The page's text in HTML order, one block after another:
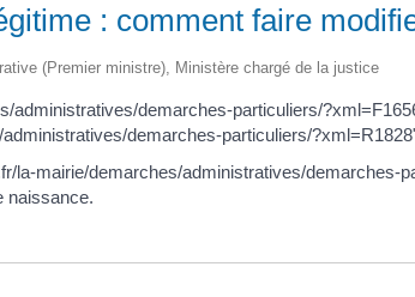
: comment faire
(Premier ministre), Ministère chargé de la justice
demarches-particuliers/
demarches-particuliers/
la-mairie/demarches/administratives/demarches-
naissance.